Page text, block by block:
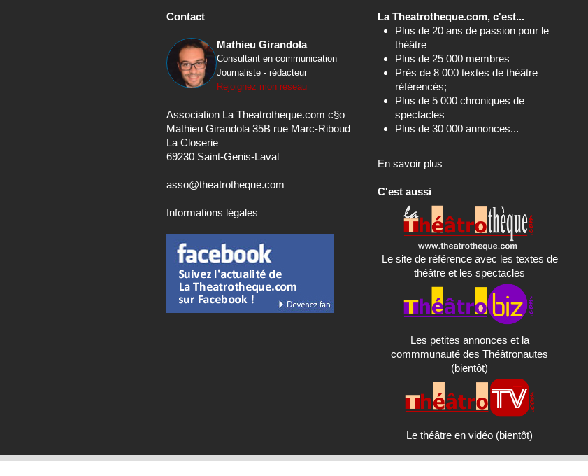
Contact
Mathieu Girandola
Consultant en communication
Journaliste - rédacteur
Rejoignez mon réseau
Association La Theatrotheque.com c§o
Mathieu Girandola 35B rue Marc-Riboud
La Closerie
69230 Saint-Genis-Laval
asso@theatrotheque.com
Informations légales
La Theatrotheque.com, c'est...
Plus de 20 ans de passion pour le
théâtre
Plus de 25 000 membres
Près de 8 000 textes de théâtre
référencés;
Plus de 5 000 chroniques de
spectacles
Plus de 30 000 annonces...
En savoir plus
C'est aussi
Le site de référence avec les textes de
théâtre et les spectacles
Les petites annonces et la
commmunauté des Théâtronautes
(bientôt)
Le théâtre en vidéo (bientôt)